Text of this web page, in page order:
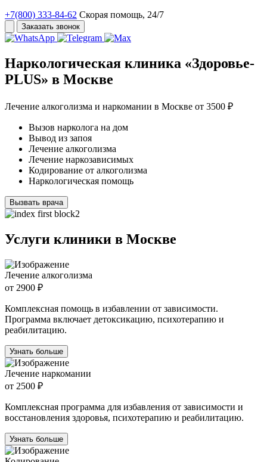
+7(800) 333-84-62 Скорая помощь, 24/7
Заказать звонок
Наркологическая клиника «Здоровье-
PLUS» в Москве
Лечение алкоголизма и наркомании в Москве от 3500 ₽
Вызов нарколога на дом
Вывод из запоя
Лечение алкоголизма
Лечение наркозависимых
Кодирование от алкоголизма
Наркологическая помощь
Вызвать врача
Услуги клиники в Москве
Лечение алкоголизма
от 2900 ₽
Комплексная помощь в избавлении от зависимости.
Программа включает детоксикацию, психотерапию и
реабилитацию.
Узнать больше
Лечение наркомании
от 2500 ₽
Комплексная программа для избавления от зависимости и
восстановления здоровья, психотерапию и реабилитацию.
Узнать больше